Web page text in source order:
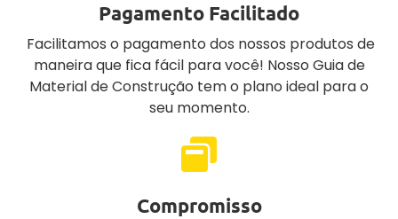
Pagamento Facilitado
Facilitamos o pagamento dos nossos produtos de
maneira que fica fácil para você! Nosso Guia de
Material de Construção tem o plano ideal para o
seu momento.
Compromisso